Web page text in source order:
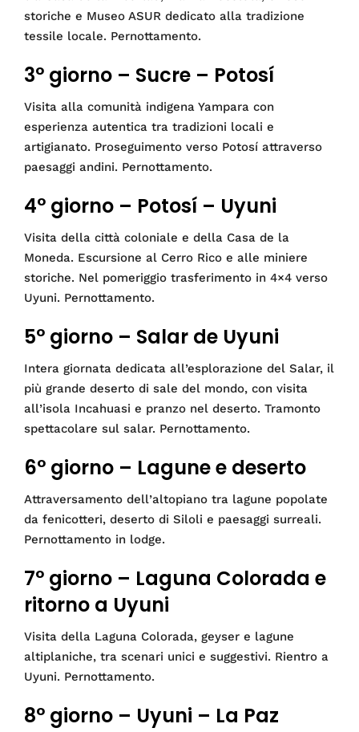
storiche e Museo ASUR dedicato alla tradizione
tessile locale. Pernottamento.
3° giorno – Sucre – Potosí
Visita alla comunità indigena Yampara con
esperienza autentica tra tradizioni locali e
artigianato. Proseguimento verso Potosí attraverso
paesaggi andini. Pernottamento.
4° giorno – Potosí – Uyuni
Visita della città coloniale e della Casa de la
Moneda. Escursione al Cerro Rico e alle miniere
storiche. Nel pomeriggio trasferimento in 4×4 verso
Uyuni. Pernottamento.
5° giorno – Salar de Uyuni
Intera giornata dedicata all’esplorazione del Salar, il
più grande deserto di sale del mondo, con visita
all’isola Incahuasi e pranzo nel deserto. Tramonto
spettacolare sul salar. Pernottamento.
6° giorno – Lagune e deserto
Attraversamento dell’altopiano tra lagune popolate
da fenicotteri, deserto di Siloli e paesaggi surreali.
Pernottamento in lodge.
7° giorno – Laguna Colorada e
ritorno a Uyuni
Visita della Laguna Colorada, geyser e lagune
altiplaniche, tra scenari unici e suggestivi. Rientro a
Uyuni. Pernottamento.
8° giorno – Uyuni – La Paz